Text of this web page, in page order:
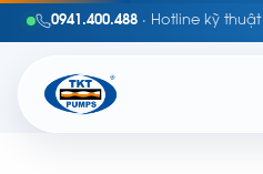
0941.400.488 · Hotline kỹ thuật